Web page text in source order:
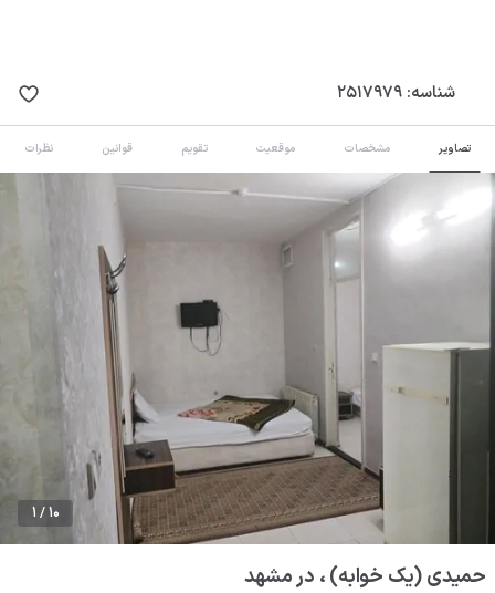
شناسه: 2517979
تصاویر مشخصات موقعیت تقویم قوانین نظرات
1 / 10
حمیدی (یک خوابه) ، در مشهد